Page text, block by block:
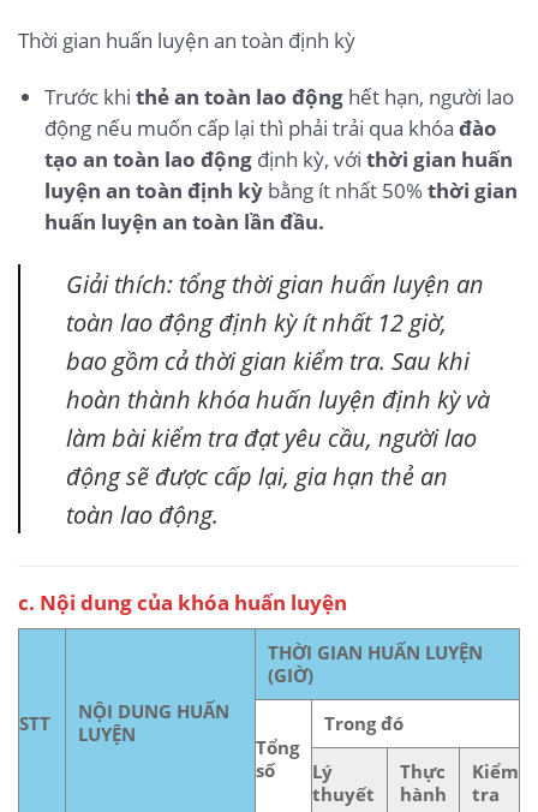
Thời gian huấn luyện an toàn định kỳ
Trước khi thẻ an toàn lao độnghết hạn, người lao
động nếu muốn cấp lại thì phải trải qua khóa đào
tạo an toàn lao độngđịnh kỳ, với thời gian huấn
luyện an toàn định kỳbằng ít nhất 50% thời gian
huấn luyện an toàn lần đầu.
Giải thích: tổng thời gian huấn luyện an
toàn lao động định kỳ ít nhất 12 giờ,
bao gồm cả thời gian kiểm tra. Sau khi
hoàn thành khóa huấn luyện định kỳ và
làm bài kiểm tra đạt yêu cầu, người lao
động sẽ được cấp lại, gia hạn thẻ an
toàn lao động.
c. Nội dung của khóa huấn luyện
STT
NỘI DUNG HUẤN
LUYỆN
THỜI GIAN HUẤN LUYỆN
(GIỜ)
Tổng
số
Trong đó
Lý
thuyết
Thực
hành
Kiểm
tra